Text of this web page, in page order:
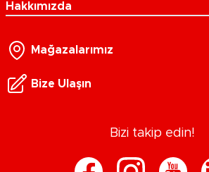
Hakkımızda
Mağazalarımız
Bize Ulaşın
Bizi takip edin!